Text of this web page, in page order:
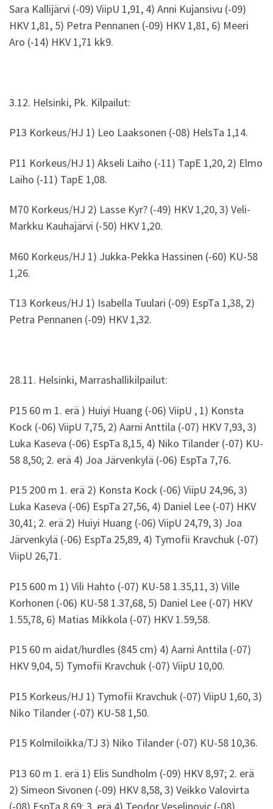
Sara Kallijärvi (-09) ViipU 1,91, 4) Anni Kujansivu (-09)
HKV 1,81, 5) Petra Pennanen (-09) HKV 1,81, 6) Meeri
Aro (-14) HKV 1,71 kk9.
3.12. Helsinki, Pk. Kilpailut:
P13 Korkeus/HJ 1) Leo Laaksonen (-08) HelsTa 1,14.
P11 Korkeus/HJ 1) Akseli Laiho (-11) TapE 1,20, 2) Elmo
Laiho (-11) TapE 1,08.
M70 Korkeus/HJ 2) Lasse Kyr? (-49) HKV 1,20, 3) Veli-
Markku Kauhajärvi (-50) HKV 1,20.
M60 Korkeus/HJ 1) Jukka-Pekka Hassinen (-60) KU-58
1,26.
T13 Korkeus/HJ 1) Isabella Tuulari (-09) EspTa 1,38, 2)
Petra Pennanen (-09) HKV 1,32.
28.11. Helsinki, Marrashallikilpailut:
P15 60 m 1. erä ) Huiyi Huang (-06) ViipU , 1) Konsta
Kock (-06) ViipU 7,75, 2) Aarni Anttila (-07) HKV 7,93, 3)
Luka Kaseva (-06) EspTa 8,15, 4) Niko Tilander (-07) KU-
58 8,50; 2. erä 4) Joa Järvenkylä (-06) EspTa 7,76.
P15 200 m 1. erä 2) Konsta Kock (-06) ViipU 24,96, 3)
Luka Kaseva (-06) EspTa 27,56, 4) Daniel Lee (-07) HKV
30,41; 2. erä 2) Huiyi Huang (-06) ViipU 24,79, 3) Joa
Järvenkylä (-06) EspTa 25,89, 4) Tymofii Kravchuk (-07)
ViipU 26,71.
P15 600 m 1) Vili Hahto (-07) KU-58 1.35,11, 3) Ville
Korhonen (-06) KU-58 1.37,68, 5) Daniel Lee (-07) HKV
1.55,78, 6) Matias Mikkola (-07) HKV 1.59,58.
P15 60 m aidat/hurdles (845 cm) 4) Aarni Anttila (-07)
HKV 9,04, 5) Tymofii Kravchuk (-07) ViipU 10,00.
P15 Korkeus/HJ 1) Tymofii Kravchuk (-07) ViipU 1,60, 3)
Niko Tilander (-07) KU-58 1,50.
P15 Kolmiloikka/TJ 3) Niko Tilander (-07) KU-58 10,36.
P13 60 m 1. erä 1) Elis Sundholm (-09) HKV 8,97; 2. erä
2) Simeon Sivonen (-09) HKV 8,58, 3) Veikko Valovirta
(-08) EspTa 8,69; 3. erä 4) Teodor Veselinovic (-08)